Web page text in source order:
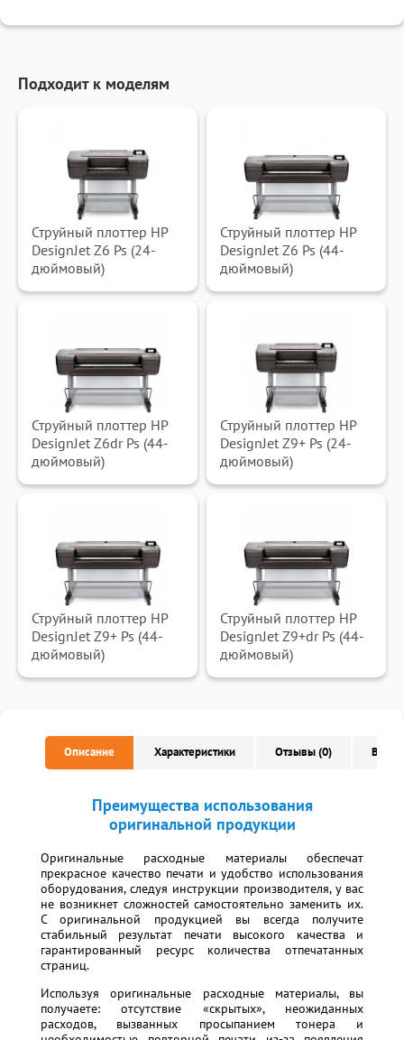
Подходит к моделям
Струйный плоттер HP
DesignJet Z6 Ps (24-
дюймовый)
Струйный плоттер HP
DesignJet Z6 Ps (44-
дюймовый)
Струйный плоттер HP
DesignJet Z6dr Ps (44-
дюймовый)
Струйный плоттер HP
DesignJet Z9+ Ps (24-
дюймовый)
Струйный плоттер HP
DesignJet Z9+ Ps (44-
дюймовый)
Струйный плоттер HP
DesignJet Z9+dr Ps (44-
дюймовый)
Описание Характеристики Отзывы (0)
Преимущества использования
оригинальной продукции
Оригинальные расходные материалы обеспечат
прекрасное качество печати и удобство использования
оборудования, следуя инструкции производителя, у вас
не возникнет сложностей самостоятельно заменить их.
С оригинальной продукцией вы всегда получите
стабильный результат печати высокого качества и
гарантированный ресурс количества отпечатанных
страниц.
Используя оригинальные расходные материалы, вы
получаете: отсутствие «скрытых», неожиданных
расходов, вызванных просыпанием тонера и